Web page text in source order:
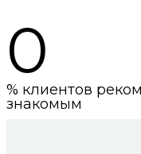
0
% клиентов
знакомым